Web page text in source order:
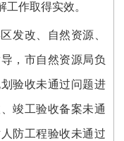
作取得实效。
发改、自然资源、
，市自然资源局负
验收未通过问题进
竣工验收备案未通
防工程验收未通过